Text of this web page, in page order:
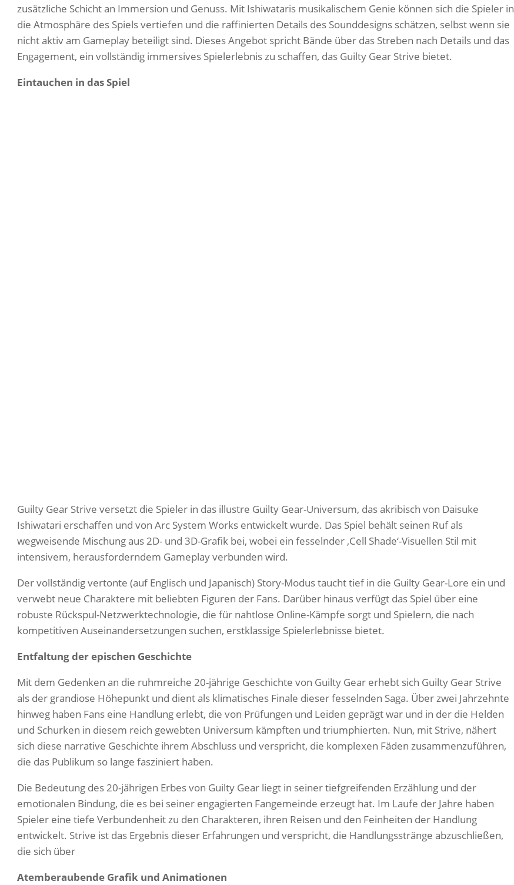
zusätzliche Schicht an Immersion und Genuss. Mit Ishiwataris musikalischem Genie können sich die Spieler in
die Atmosphäre des Spiels vertiefen und die raffinierten Details des Sounddesigns schätzen, selbst wenn sie
nicht aktiv am Gameplay beteiligt sind. Dieses Angebot spricht Bände über das Streben nach Details und das
Engagement, ein vollständig immersives Spielerlebnis zu schaffen, das Guilty Gear Strive bietet.
Eintauchen in das Spiel
Guilty Gear Strive versetzt die Spieler in das illustre Guilty Gear-Universum, das akribisch von Daisuke
Ishiwatari erschaffen und von Arc System Works entwickelt wurde. Das Spiel behält seinen Ruf als
wegweisende Mischung aus 2D- und 3D-Grafik bei, wobei ein fesselnder ‚Cell Shade‘-Visuellen Stil mit
intensivem, herausforderndem Gameplay verbunden wird.
Der vollständig vertonte (auf Englisch und Japanisch) Story-Modus taucht tief in die Guilty Gear-Lore ein und
verwebt neue Charaktere mit beliebten Figuren der Fans. Darüber hinaus verfügt das Spiel über eine
robuste Rückspul-Netzwerktechnologie, die für nahtlose Online-Kämpfe sorgt und Spielern, die nach
kompetitiven Auseinandersetzungen suchen, erstklassige Spielerlebnisse bietet.
Entfaltung der epischen Geschichte
Mit dem Gedenken an die ruhmreiche 20-jährige Geschichte von Guilty Gear erhebt sich Guilty Gear Strive
als der grandiose Höhepunkt und dient als klimatisches Finale dieser fesselnden Saga. Über zwei Jahrzehnte
hinweg haben Fans eine Handlung erlebt, die von Prüfungen und Leiden geprägt war und in der die Helden
und Schurken in diesem reich gewebten Universum kämpften und triumphierten. Nun, mit Strive, nähert
sich diese narrative Geschichte ihrem Abschluss und verspricht, die komplexen Fäden zusammenzuführen,
die das Publikum so lange fasziniert haben.
Die Bedeutung des 20-jährigen Erbes von Guilty Gear liegt in seiner tiefgreifenden Erzählung und der
emotionalen Bindung, die es bei seiner engagierten Fangemeinde erzeugt hat. Im Laufe der Jahre haben
Spieler eine tiefe Verbundenheit zu den Charakteren, ihren Reisen und den Feinheiten der Handlung
entwickelt. Strive ist das Ergebnis dieser Erfahrungen und verspricht, die Handlungsstränge abzuschließen,
die sich über
Atemberaubende Grafik und Animationen